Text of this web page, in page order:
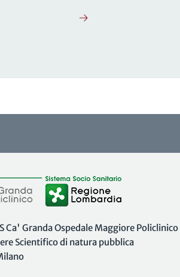
Granda Ospedale Maggiore Policlinico
Scientifico di natura pubblica